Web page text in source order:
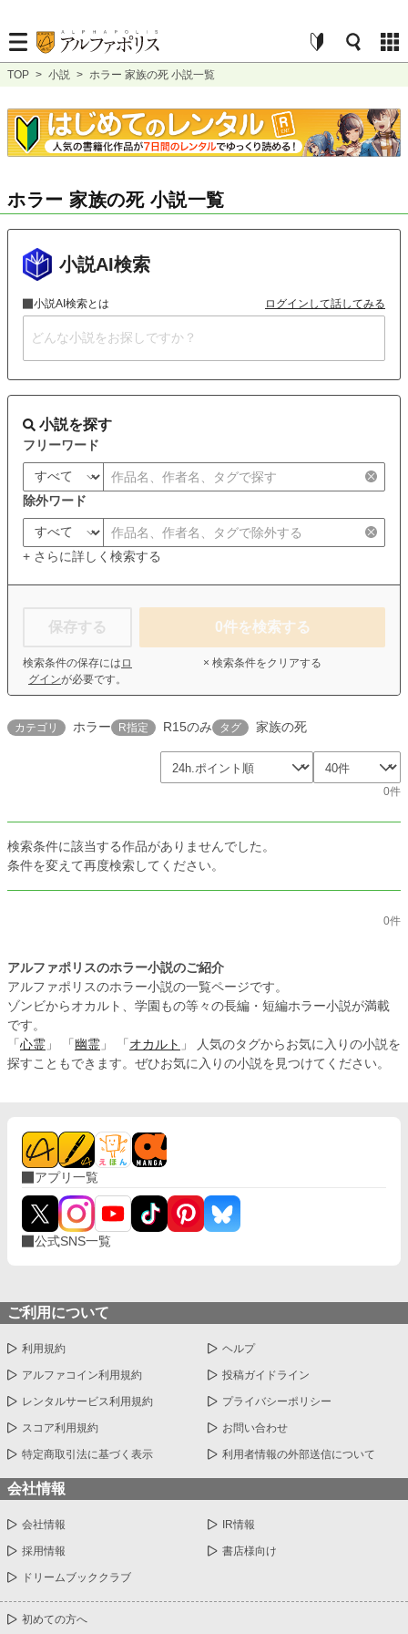
TOP > 小説 > ホラー 家族の死 小説一覧
ホラー 家族の死 小説一覧
小説AI検索
小説AI検索とは ログインして話してみる
小説を探す
フリーワード
除外ワード
+ さらに詳しく検索する
保存する
検索条件の保存には ロ
グインが必要です。
0件を検索する
× 検索条件をクリアする
カテゴリ ホラー R指定 R15のみ タグ 家族の死
0件
検索条件に該当する作品がありませんでした。
条件を変えて再度検索してください。
0件
アルファポリスのホラー小説のご紹介
アルファポリスのホラー小説の一覧ページです。
ゾンビからオカルト、学園もの等々の長編・短編ホラー小説が満載
です。
「 心霊 」 「 幽霊 」 「 オカルト 」 人気のタグからお気に入りの小説を
探すこともできます。ぜひお気に入りの小説を見つけてください。
アプリ一覧
公式SNS一覧
ご利用について
利用規約 ヘルプ
アルファコイン利用規約 投稿ガイドライン
レンタルサービス利用規約 プライバシーポリシー
スコア利用規約 お問い合わせ
特定商取引法に基づく表示 利用者情報の外部送信について
会社情報
会社情報 IR情報
採用情報 書店様向け
ドリームブッククラブ
初めての方へ